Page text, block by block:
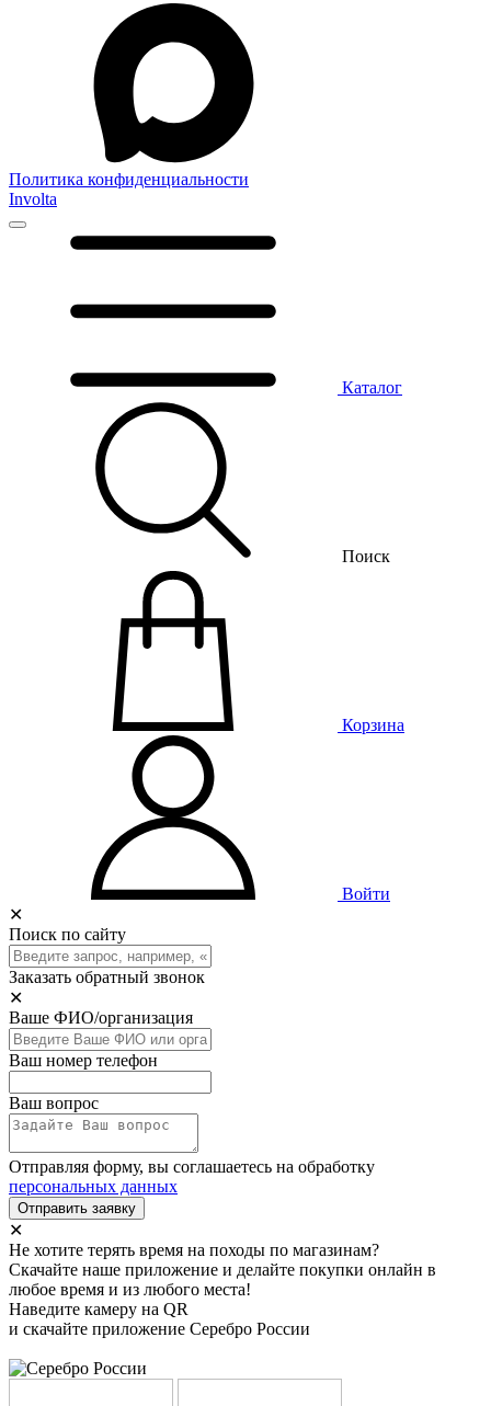
Политика конфиденциальности
Involta
Каталог
Поиск
Корзина
Войти
✕
Поиск по сайту
Заказать обратный звонок
✕
Ваше ФИО/организация
Ваш номер телефон
Ваш вопрос
Отправляя форму, вы соглашаетесь на обработку
персональных данных
Отправить заявку
✕
Не хотите терять время на походы по магазинам?
Скачайте наше приложение и делайте покупки онлайн в
любое время и из любого места!
Наведите камеру на QR
и скачайте приложение Серебро России